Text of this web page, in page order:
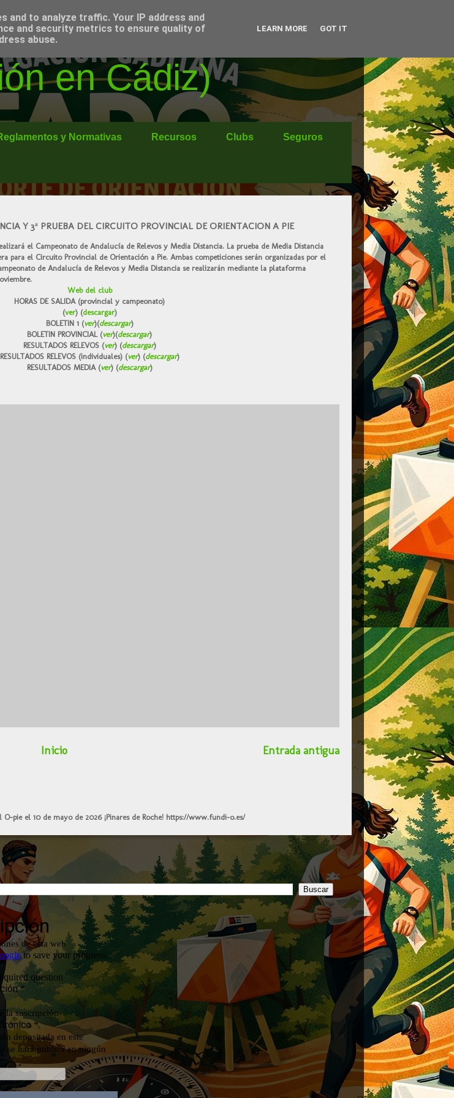
en Cádiz)
y Normativas Recursos Clubs Seguros
Y 3ª PRUEBA DEL CIRCUITO PROVINCIAL DE ORIENTACION A PIE
el Campeonato de Andalucía de Relevos y Media Distancia. La prueba de Media Distancia
para el Circuito Provincial de Orientación a Pie. Ambas competiciones serán organizadas por el
de Andalucía de Relevos y Media Distancia se realizarán mediante la plataforma
Web del club
HORAS DE SALIDA(provincial y campeonato)
(ver) (descargar)
BOLETIN 1(ver)(descargar)
BOLETIN PROVINCIAL(ver)(descargar)
RESULTADOS RELEVOS(ver) (descargar)
RESULTADOS RELEVOS (individuales)(ver) (descargar)
RESULTADOS MEDIA(ver) (descargar)
Entrada antigua
Inicio
pie el 10 de mayo de 2026 ¡Pinares de Roche! https://www.fundi-o.es/
to analyze traffic. Your IP address and
and security metrics to ensure quality of
abuse.
LEARN MORE GOT IT